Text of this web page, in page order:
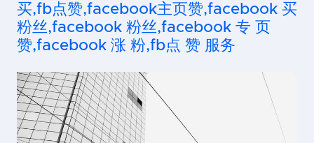
买,fb点赞,facebook主页赞,facebook 买
粉丝,facebook 粉丝,facebook 专 页
赞,facebook 涨 粉,fb点 赞 服务